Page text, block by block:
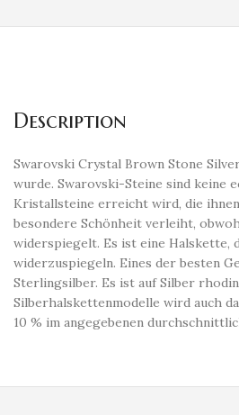
Description
Swarovski Crystal Brown Stone
wurde. Swarovski-Steine ​​sind keine
Kristallsteine ​​erreicht wird, die
besondere Schönheit verleiht,
widerspiegelt. Es ist eine Halskette,
widerzuspiegeln. Eines der besten
Sterlingsilber. Es ist auf Silber
Silberhalskettenmodelle wird auch
10 % im angegebenen